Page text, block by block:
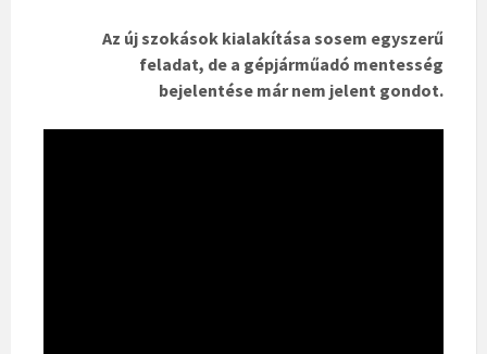
Az új szokások kialakítása sosem egyszerű
feladat, de a gépjárműadó mentesség
bejelentése már nem jelent gondot.